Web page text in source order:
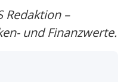
Redaktion –
und Finanzwerte.